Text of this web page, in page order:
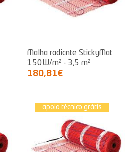
Malha radiante StickyMat
150W/m² - 3,5 m²
180,81€
apoio técnico grátis